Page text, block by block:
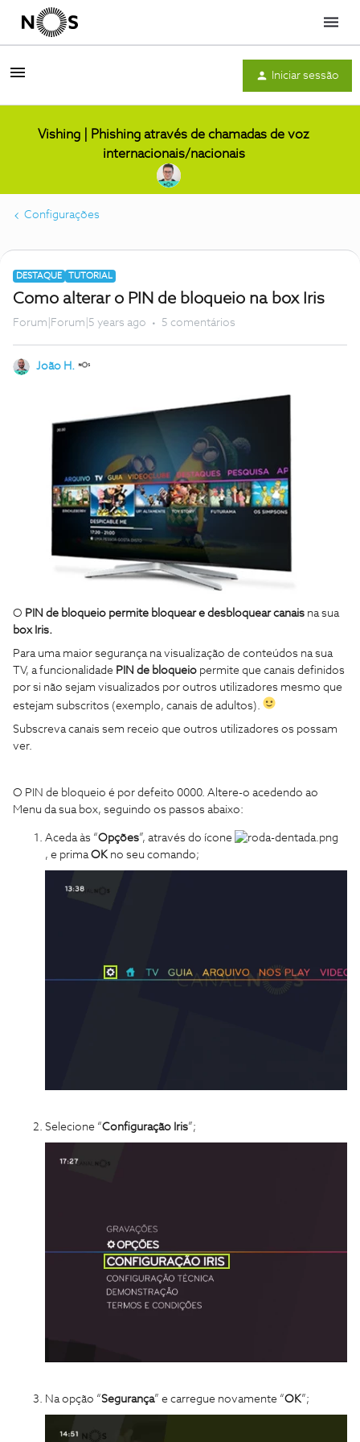
Menu
Iniciar sessão
Vishing | Phishing através de chamadas de voz
internacionais/nacionais
Configurações
DESTAQUE TUTORIAL
Como alterar o PIN de bloqueio na box Iris
Forum|Forum|5 years ago 5 comentários
João H.
O PIN de bloqueio permite bloquear e desbloquear canais na sua
box Iris.
Para uma maior segurança na visualização de conteúdos na sua
TV, a funcionalidade PIN de bloqueio permite que canais definidos
por si não sejam visualizados por outros utilizadores mesmo que
estejam subscritos (exemplo, canais de adultos).
Subscreva canais sem receio que outros utilizadores os possam
ver.
O PIN de bloqueio é por defeito 0000. Altere-o acedendo ao
Menu da sua box, seguindo os passos abaixo:
Aceda às “Opções”, através do ícone
, e primaOKno seu comando;
Selecione “Configuração Iris”;
Na opção “Segurança” e carregue novamente “OK”;